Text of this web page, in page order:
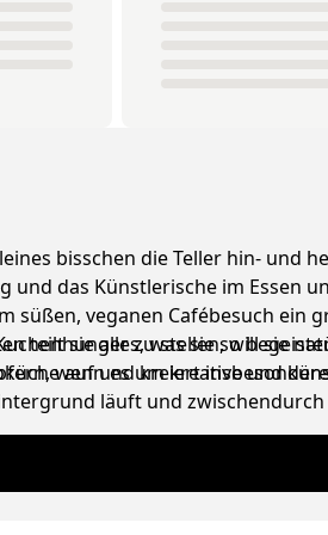
bisschen die Teller hin- und
und das Künstlerische im Essen
süßen, veganen Cafébesuch ein
zu stellen, will sie
auf und kreiert
teilt sie alles, was sie so
wenn es um kreative und
läuft und zwischendurch